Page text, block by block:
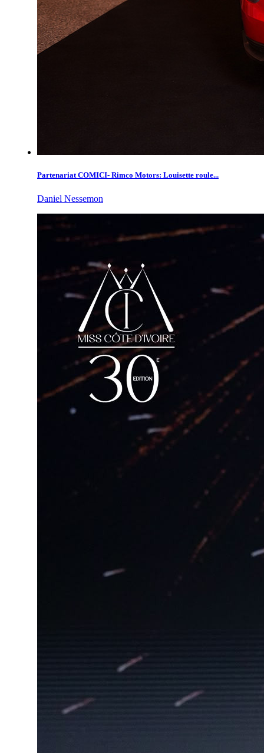
Partenariat COMICI- Rimco Motors: Louisette roule...
Daniel Nessemon